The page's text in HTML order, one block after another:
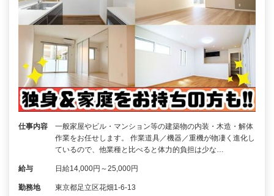
仕事内容
一般家屋やビル・マンション等の建築物の内装・木造・解体
作業をお任せします。 作業道具／機器／重機が物凄く進化し
ているので、他業種と比べると体力的負担は少な…
給与 日給14,000円～25,000円
勤務地 東京都足立区花畑1-6-13